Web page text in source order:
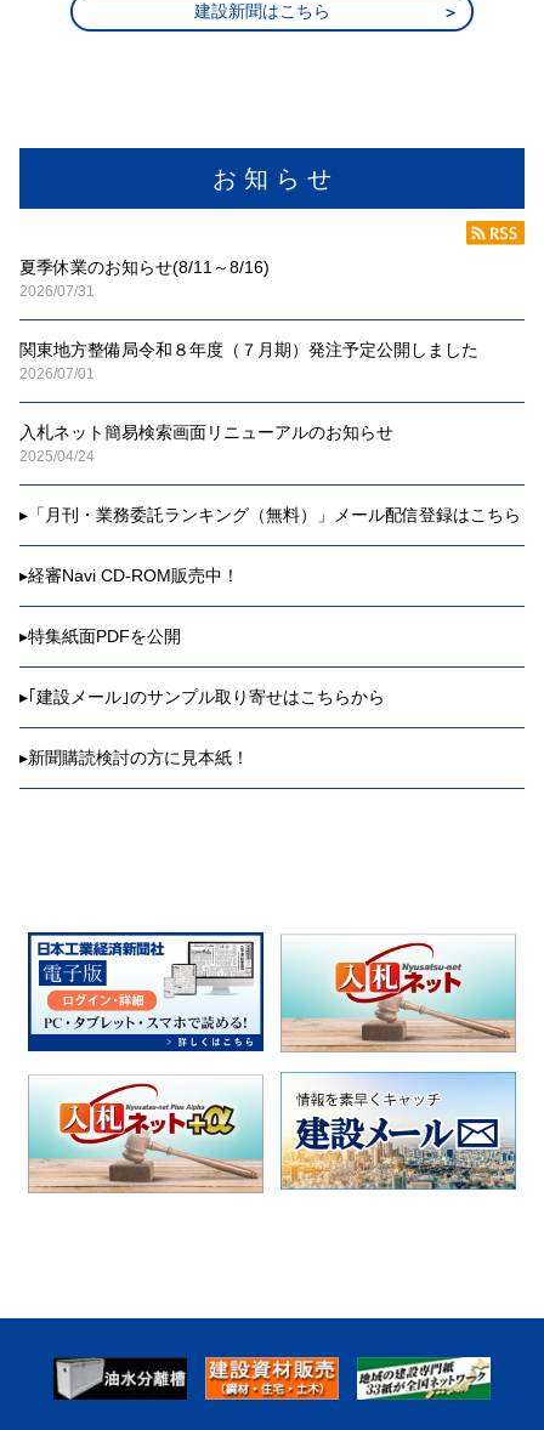
お 知 ら せ
夏季休業のお知らせ(8/11～8/16)
2026/07/31
関東地方整備局令和８年度（７月期）発注予定公開しました
2026/07/01
入札ネット簡易検索画面リニューアルのお知らせ
2025/04/24
▸ 「月刊・業務委託ランキング（無料）」メール配信登録はこちら
▸経審Navi CD-ROM販売中！
▸特集紙面PDFを公開
▸ ｢建設メール｣のサンプル取り寄せはこちらから
▸新聞購読検討の方に見本紙！
建設新聞はこちら